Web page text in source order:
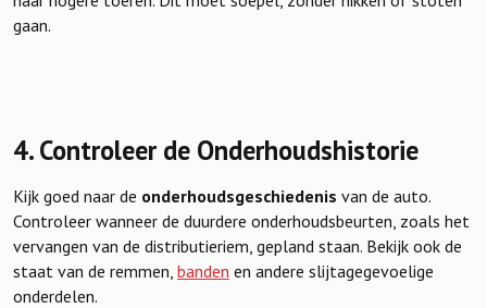
gaan.
4. Controleer de Onderhoudshistorie
Kijk goed naar de onderhoudsgeschiedenis van de auto.
Controleer wanneer de duurdere onderhoudsbeurten, zoals het
vervangen van de distributieriem, gepland staan. Bekijk ook de
staat van de remmen, banden en andere slijtagegevoelige
onderdelen.